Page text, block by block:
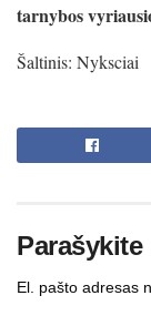
tarnybos
Šaltinis: Nyksciai
El. pašto adresas